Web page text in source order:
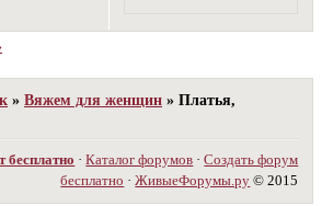
»Вяжем для женщин »Платья,
бесплатно ·Каталог форумов ·Создать форум
бесплатно ·ЖивыеФорумы.ру © 2015